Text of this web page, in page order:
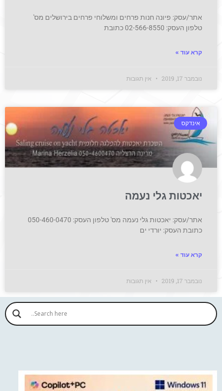
אתר/עסק: פיונה חנות פרחים ומשלוחי פרחים בירושלים מס'
טלפון העסק: 02-566-8550 כתובת
קרא עוד »
נובמבר 17, 2019 אין תגובות
אינדקס
יאכטות גלי נעמה
אתר/עסק: יאכטות גלי נעמה מס' טלפון העסק: 050-460-0470
כתובת העסק: יורדי ים
קרא עוד »
נובמבר 17, 2019 אין תגובות